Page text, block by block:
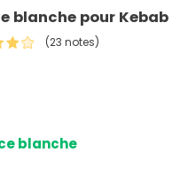
blanche pour Kebab
(23 notes)
blanche